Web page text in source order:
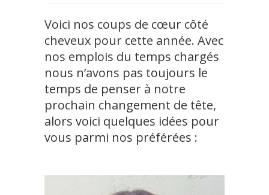
Voici nos coups de cœur côté
cheveux pour cette année. Avec
nos emplois du temps chargés
nous n’avons pas toujours le
temps de penser à notre
prochain changement de tête,
alors voici quelques idées pour
vous parmi nos préférées :